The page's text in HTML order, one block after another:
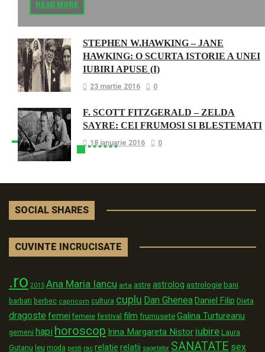
READ MORE
STEPHEN W.HAWKING – JANE
HAWKING: O SCURTA ISTORIE A UNEI
IUBIRI APUSE (I)
23 martie 2016 0
F. SCOTT FITZGERALD – ZELDA
SAYRE: CEI FRUMOSI SI BLESTEMATI
18 ianuarie 2016 0
SOCIAL SHARES
CUVINTE INCRUCISATE
.ro 2015 Ana Maria Iancu arta astre astrolog astrologie bani
barbati berbec capricorn cultura cuplu Dan GheneaDaniel Filip Dieta
dragoste femei femeie festival film frumusete Galina Turtureanu
gemeni hapi horoscop Irina Margareta Nistor iubire Laura
Gutanu leu moda pesti rac relatie relatii sagetator SANATATE sex